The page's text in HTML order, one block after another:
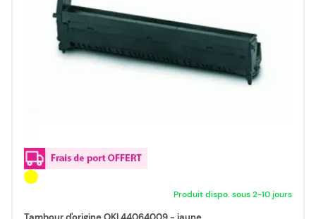
Produit dispo. sous 2-10 jours